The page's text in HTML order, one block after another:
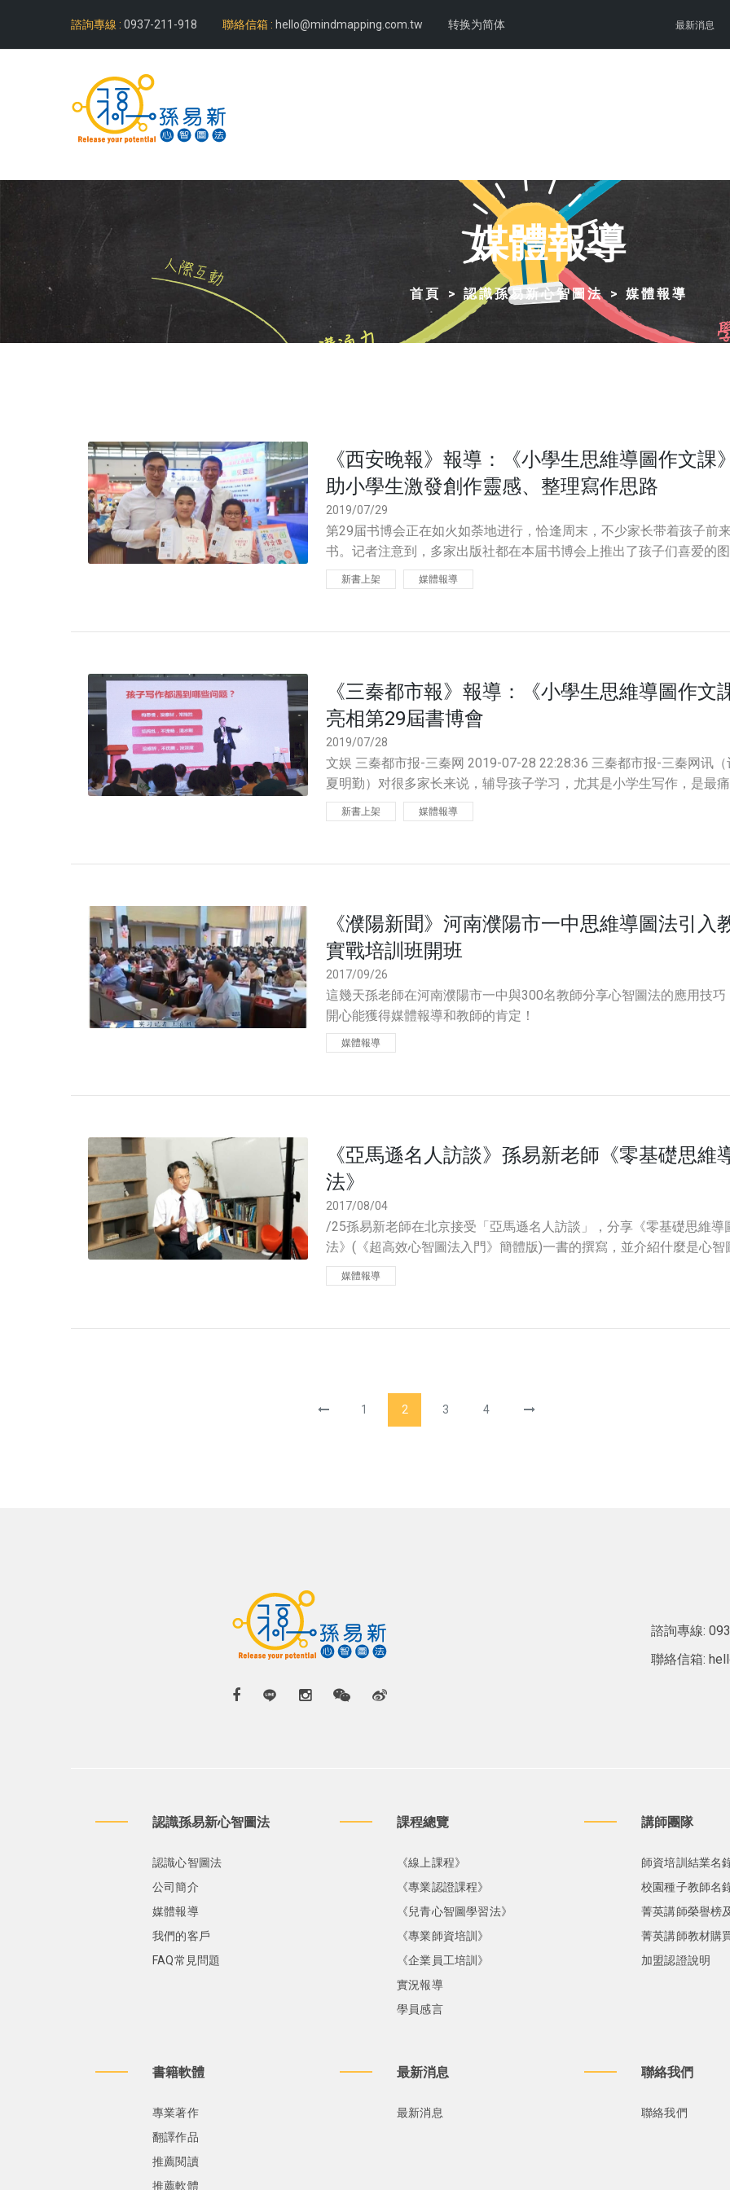
諮詢專線 : 0937-211-918 聯絡信箱 : hello@mindmapping.com.tw 转换为简体 最新消息
媒體報導
首頁 認識孫易新心智圖法 媒體報導
《西安晚報》報導：《小學生思維導圖作文課
助小學生激發創作靈感、整理寫作思路
2019/07/29
第29届书博会正在如火如荼地进行，恰逢周末，不少家长带着孩子前
书。记者注意到，多家出版社都在本届书博会上推出了孩子们喜爱的图
有儿童文学作品，也有针对孩子们学习的读本、绘本，内容十分丰富。
新書上架 媒體報導
《三秦都市報》報導：《小學生思維導圖作文
亮相第29屆書博會
2019/07/28
文娱 三秦都市报-三秦网 2019-07-28 22:28:36 三秦都市报-三秦网讯（
夏明勤）对很多家长来说，辅导孩子学习，尤其是小学生写作，是最
一件事。数学总有个对错吧？英语单词
新書上架 媒體報導
《濮陽新聞》河南濮陽市一中思維導圖法引入
實戰培訓班開班
2017/09/26
這幾天孫老師在河南濮陽市一中與300名教師分享心智圖法的應用技巧
開心能獲得媒體報導和教師的肯定！
媒體報導
《亞馬遜名人訪談》孫易新老師《零基礎思維
法》
2017/08/04
/25孫易新老師在北京接受「亞馬遜名人訪談」，分享《零基礎思維導
法》(《超高效心智圖法入門》簡體版)一書的撰寫，並介紹什麼是心智
法，以及心智圖法對大家的幫助。
媒體報導
1 2 3 4
諮詢專線:
聯絡信箱:
認識孫易新心智圖法
認識心智圖法
公司簡介
媒體報導
我們的客戶
FAQ常見問題
課程總覽
《線上課程》
《專業認證課程》
《兒青心智圖學習法》
《專業師資培訓》
《企業員工培訓》
實況報導
學員感言
講師團隊
師資培訓結業名
校園種子教師名
菁英講師榮譽榜
菁英講師教材購
加盟認證說明
書籍軟體
專業著作
翻譯作品
推薦閱讀
推薦軟體
最新消息
最新消息
聯絡我們
聯絡我們